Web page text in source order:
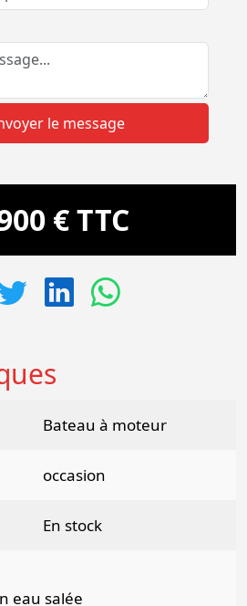
le message
€ TTC
Bateau à moteur
occasion
En stock
eau salée